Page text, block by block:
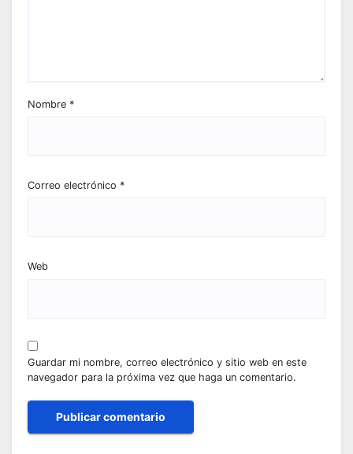
Nombre *
Correo electrónico *
Web
Guardar mi nombre, correo electrónico y sitio web en este
navegador para la próxima vez que haga un comentario.